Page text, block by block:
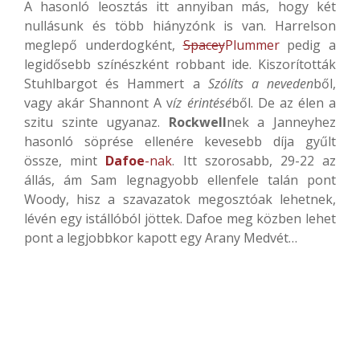
A hasonló leosztás itt annyiban más, hogy két
nullásunk és több hiányzónk is van. Harrelson
meglepő underdogként,SpaceyPlummerpedig a
legidősebb színészként robbant ide. Kiszorították
Stuhlbargot és Hammert a Szólíts a nevedenből,
vagy akár Shannont A víz érintéséből. De az élen a
szitu szinte ugyanaz. Rockwellnek a Janneyhez
hasonló söprése ellenére kevesebb díja gyűlt
össze, mint Dafoe-nak. Itt szorosabb, 29-22 az
állás, ám Sam legnagyobb ellenfele talán pont
Woody, hisz a szavazatok megosztóak lehetnek,
lévén egy istállóból jöttek. Dafoe meg közben lehet
pont a legjobbkor kapott egy Arany Medvét…